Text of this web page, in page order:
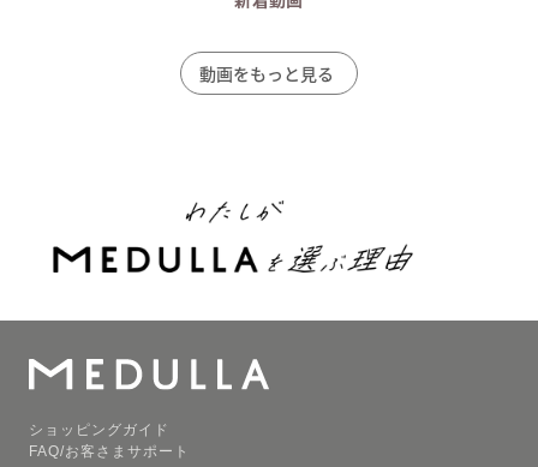
動画をもっと見る
ショッピングガイド
FAQ/お客さまサポート